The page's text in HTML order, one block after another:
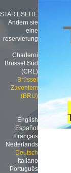
START SEITE
Ändern sie
eine
reservierung
Charleroi
Brüssel Süd
(CRL)
Brüssel
Zaventem
(BRU)
English
Español
Français
Nederlands
Deutsch
Italiano
Português